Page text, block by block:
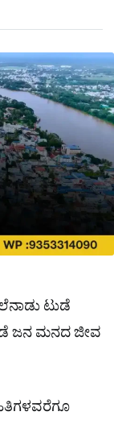
ಟುಡೆ
ಜನ ಮನದ ಜೀವ